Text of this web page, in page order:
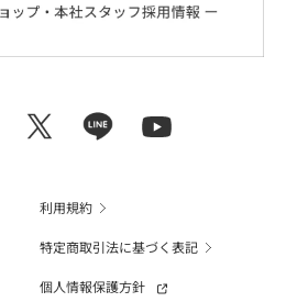
利用規約
特定商取引法に基づく表記
個人情報保護方針